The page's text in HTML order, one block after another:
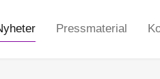
Pressmaterial